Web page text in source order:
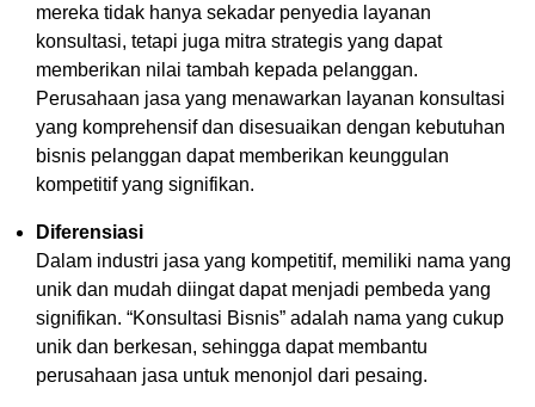
mereka tidak hanya sekadar penyedia layanan
konsultasi, tetapi juga mitra strategis yang dapat
memberikan nilai tambah kepada pelanggan.
Perusahaan jasa yang menawarkan layanan konsultasi
yang komprehensif dan disesuaikan dengan kebutuhan
bisnis pelanggan dapat memberikan keunggulan
kompetitif yang signifikan.
Diferensiasi
Dalam industri jasa yang kompetitif, memiliki nama yang
unik dan mudah diingat dapat menjadi pembeda yang
signifikan. “Konsultasi Bisnis” adalah nama yang cukup
unik dan berkesan, sehingga dapat membantu
perusahaan jasa untuk menonjol dari pesaing.